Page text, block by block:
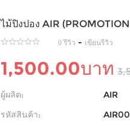
ไม้ปิงปอง AIR (PROMOTION
0 รีวิว - เขียนรีวิว
1,500.00บาท
ผู้ผลิต:
AIR
รหัสสินค้า: